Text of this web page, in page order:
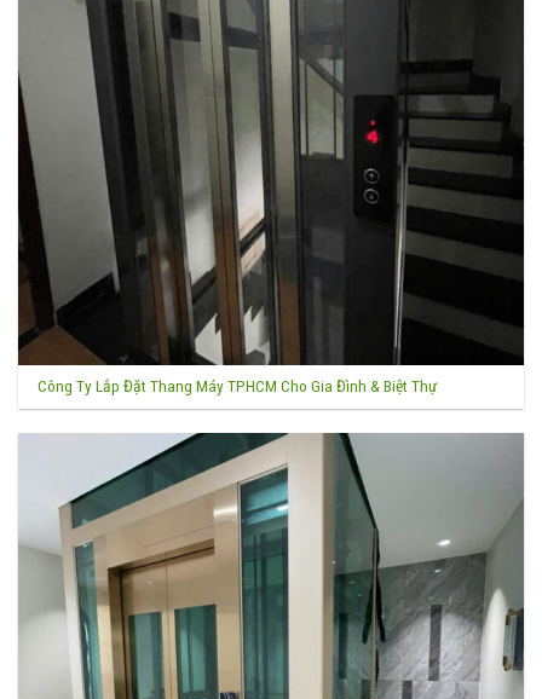
Công Ty Lắp Đặt Thang Máy TPHCM Cho Gia Đình & Biệt Thự